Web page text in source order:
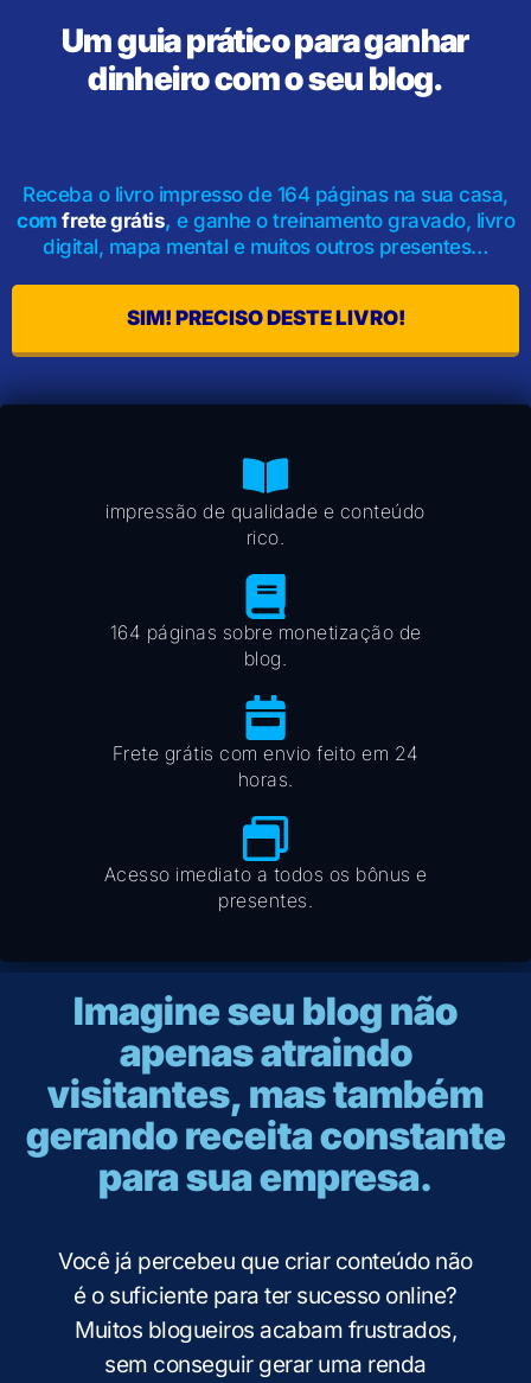
Um guia prático para ganhar
dinheiro com o seu blog.
Receba o livro impresso de 164 páginas na sua casa,
com frete grátis, e ganhe o treinamento gravado, livro
digital, mapa mental e muitos outros presentes…
SIM! PRECISO DESTE LIVRO!
impressão de qualidade e conteúdo
rico.
164 páginas sobre monetização de
blog.
Frete grátis com envio feito em 24
horas.
Acesso imediato a todos os bônus e
presentes.
Imagine seu blog não
apenas atraindo
visitantes, mas também
gerando receita constante
para sua empresa.
Você já percebeu que criar conteúdo não
é o suficiente para ter sucesso online?
Muitos blogueiros acabam frustrados,
sem conseguir gerar uma renda